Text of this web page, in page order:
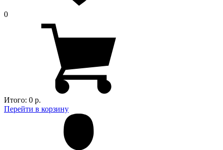
0
Итого: 0 р.
Перейти в корзину